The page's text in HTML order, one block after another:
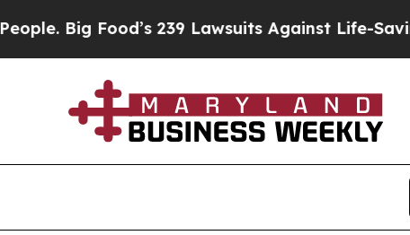
239 Lawsuits Against Life-Saving Policies